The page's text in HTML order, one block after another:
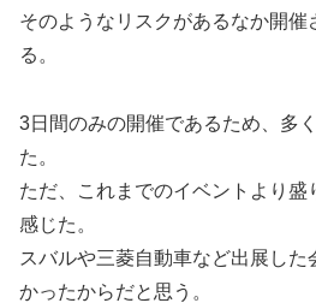
そのようなリスクがあるなか開催
る。
3日間のみの開催であるため、多
た。
ただ、これまでのイベントより盛
感じた。
スバルや三菱自動車など出展し
かったからだと思う。